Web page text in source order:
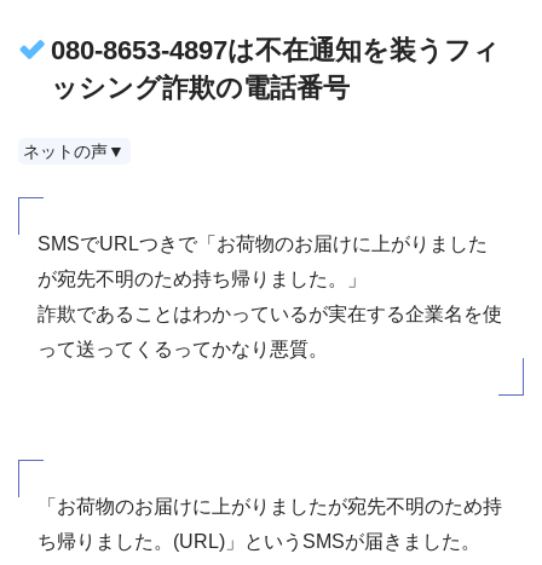
080-8653-4897は不在通知を装うフィ
ッシング詐欺の電話番号
ネットの声▼
SMSでURLつきで「お荷物のお届けに上がりました
が宛先不明のため持ち帰りました。」
詐欺であることはわかっているが実在する企業名を使
って送ってくるってかなり悪質。
「お荷物のお届けに上がりましたが宛先不明のため持
ち帰りました。(URL)」というSMSが届きました。